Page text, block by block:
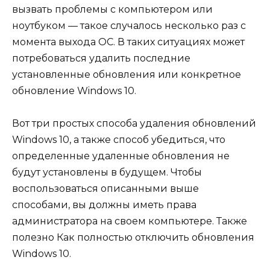
вызвать проблемы с компьютером или
ноутбуком — такое случалось несколько раз с
момента выхода ОС. В таких ситуациях может
потребоваться удалить последние
установленные обновления или конкретное
обновление Windows 10.
Вот три простых способа удаления обновлений
Windows 10, а также способ убедиться, что
определенные удаленные обновления не
будут установлены в будущем. Чтобы
воспользоваться описанными выше
способами, вы должны иметь права
администратора на своем компьютере. Также
полезно Как полностью отключить обновления
Windows 10.